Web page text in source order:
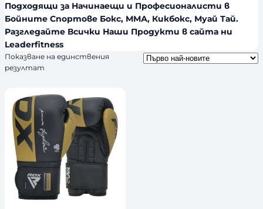
ч
н
о
т
Подходящи за Начинаещи и Професионалисти в
Бойните Спортове Бокс, ММА, Кикбокс, Муай Тай.
Разгледайте Всички Наши Продукти в сайта ни
Leaderfitness
Показване на единствения
резултат